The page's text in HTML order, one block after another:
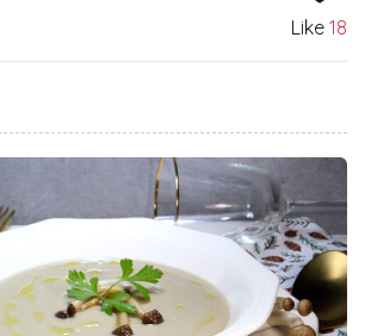
Like 18